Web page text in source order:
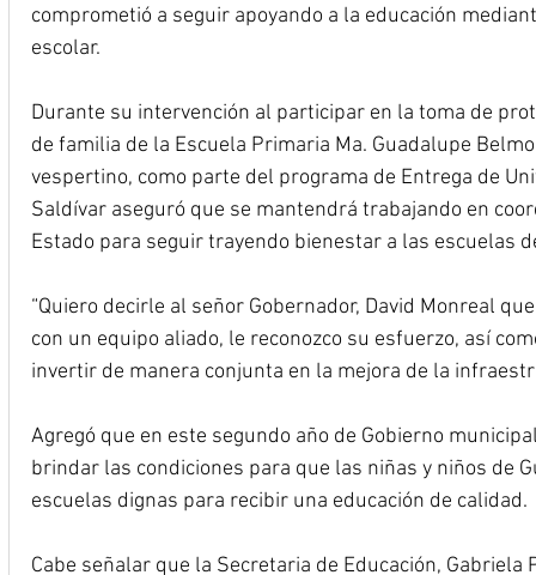
comprometió a seguir apoyando a la educación
escolar.
Durante su intervención al participar en la toma de
de familia de la Escuela Primaria Ma. Guadalupe
vespertino, como parte del programa de Entrega de
Saldívar aseguró que se mantendrá trabajando en
Estado para seguir trayendo bienestar a las escuelas
“Quiero decirle al señor Gobernador, David Monreal
con un equipo aliado, le reconozco su esfuerzo, así
invertir de manera conjunta en la mejora de la
Agregó que en este segundo año de Gobierno
brindar las condiciones para que las niñas y niños de
escuelas dignas para recibir una educación de calidad.
Cabe señalar que la Secretaria de Educación,